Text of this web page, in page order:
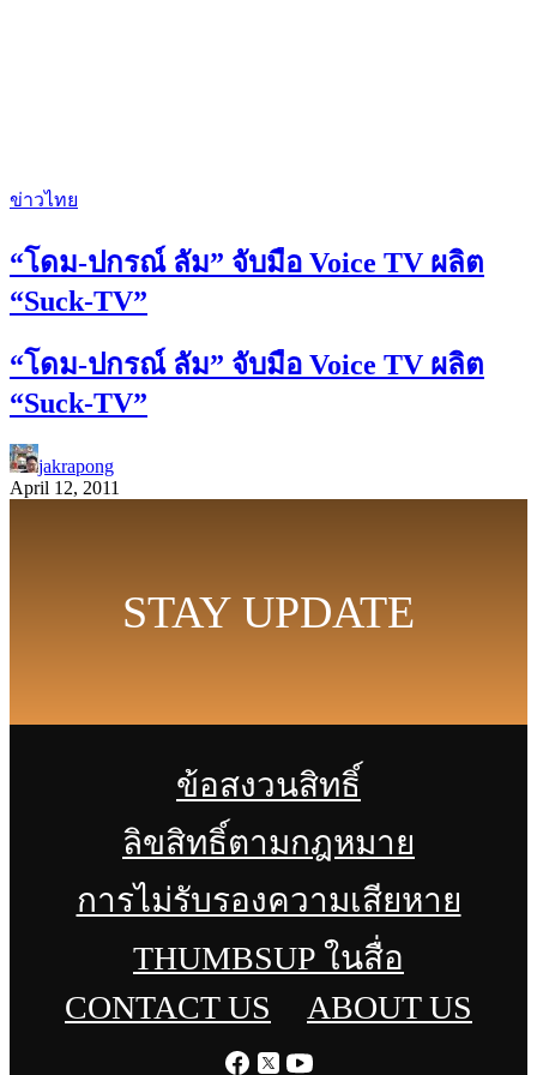
ข่าวไทย
“โดม-ปกรณ์ ลัม” จับมือ Voice TV ผลิต
“Suck-TV”
“โดม-ปกรณ์ ลัม” จับมือ Voice TV ผลิต
“Suck-TV”
jakrapong
April 12, 2011
STAY UPDATE
ข้อสงวนสิทธิ์
ลิขสิทธิ์ตามกฎหมาย
การไม่รับรองความเสียหาย
THUMBSUP ในสื่อ
CONTACT US
ABOUT US